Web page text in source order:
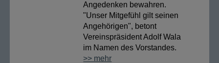
Angedenken bewahren.
"Unser Mitgefühl gilt seinen
Angehörigen", betont
Vereinspräsident Adolf Wala
im Namen des Vorstandes.
>> mehr